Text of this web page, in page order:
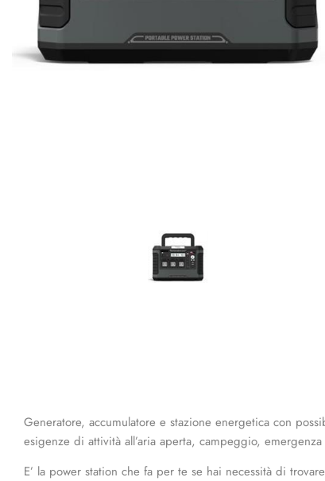
Generatore, accumulatore e stazione energetica con
esigenze di attività all’aria aperta, campeggio, emergenza
E’ la power station che fa per te se hai necessità di